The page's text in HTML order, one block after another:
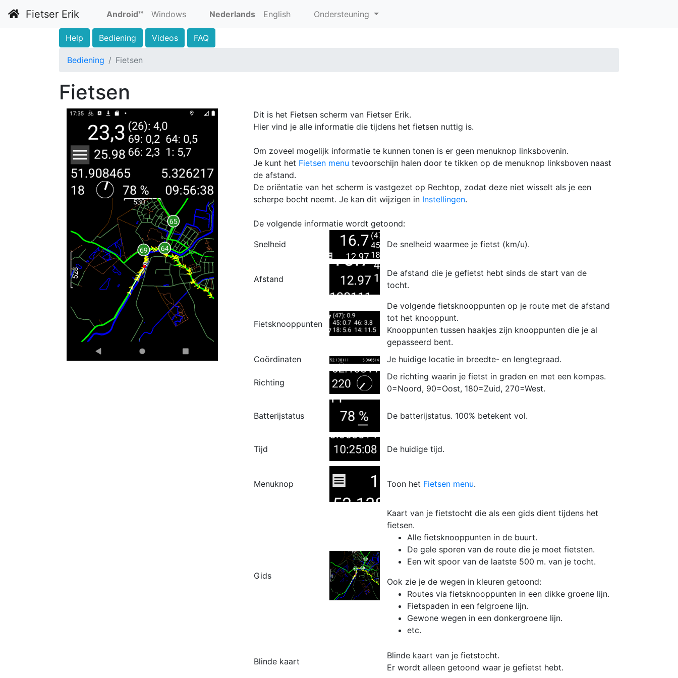
Fietser Erik Android™ Windows Nederlands English Ondersteuning
Help Bediening Videos FAQ
Bediening Fietsen
Fietsen
Dit is het Fietsen scherm van Fietser Erik.
Hier vind je alle informatie die tijdens het fietsen nuttig is.
Om zoveel mogelijk informatie te kunnen tonen is er geen menuknop linksbovenin.
Je kunt het Fietsen menu tevoorschijn halen door te tikken op de menuknop linksboven naast
de afstand.
De oriëntatie van het scherm is vastgezet op Rechtop, zodat deze niet wisselt als je een
scherpe bocht neemt. Je kan dit wijzigen in Instellingen.
De volgende informatie wordt getoond:
Snelheid De snelheid waarmee je fietst (km/u).
Afstand
De afstand die je gefietst hebt sinds de start van de
tocht.
Fietsknooppunten
De volgende fietsknooppunten op je route met de afstand
tot het knooppunt.
Knooppunten tussen haakjes zijn knooppunten die je al
gepasseerd bent.
Coördinaten
Je huidige locatie in breedte- en lengtegraad.
Richting
De richting waarin je fietst in graden en met een kompas.
0=Noord, 90=Oost, 180=Zuid, 270=West.
Batterijstatus De batterijstatus. 100% betekent vol.
Tijd De huidige tijd.
Menuknop Toon het Fietsen menu.
Gids
Kaart van je fietstocht die als een gids dient tijdens het
fietsen.
Alle fietsknooppunten in de buurt.
De gele sporen van de route die je moet fietsten.
Een wit spoor van de laatste 500 m. van je tocht.
Ook zie je de wegen in kleuren getoond:
Routes via fietsknooppunten in een dikke groene lijn.
Fietspaden in een felgroene lijn.
Gewone wegen in een donkergroene lijn.
etc.
Blinde kaart
Blinde kaart van je fietstocht.
Er wordt alleen getoond waar je gefietst hebt.